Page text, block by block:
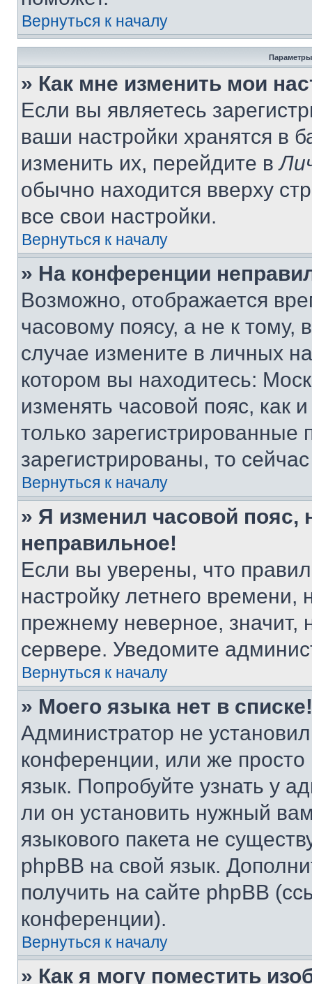
Вернуться к началу
Параметры
» Как мне изменить мои
Если вы являетесь
ваши настройки хранятся в
изменить их, перейдите в
обычно находится вверху
все свои настройки.
Вернуться к началу
» На конференции
Возможно, отображается
часовому поясу, а не к тому,
случае измените в личных
котором вы находитесь:
изменять часовой пояс, как
только
зарегистрированы, то
Вернуться к началу
» Я изменил часовой пояс,
неправильное!
Если вы уверены, что
настройку летнего
прежнему неверное, значит,
сервере. Уведомите
Вернуться к началу
» Моего языка нет в списке!
Администратор не
конференции, или же
язык. Попробуйте узнать у
ли он установить нужный
языкового пакета не
phpBB на свой язык.
получить на сайте phpBB
конференции).
Вернуться к началу
» Как я могу поместить